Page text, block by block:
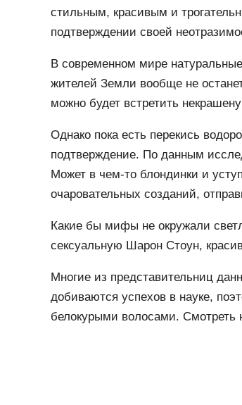
стильным, красивым и
подтверждении своей
В современном мире
жителей Земли вообще не
можно будет встретить
Однако пока есть перекись
подтверждение. По данным
Может в чем-то блондинки и
очаровательных созданий,
Какие бы мифы не окружали
сексуальную Шарон Стоун,
Многие из представительниц
добиваются успехов в науке,
белокурыми волосами. Смотреть